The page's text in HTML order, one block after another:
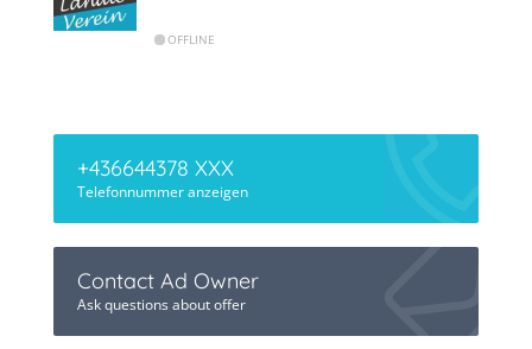
OFFLINE
+436644378 XXX
Telefonnummer anzeigen
Contact Ad Owner
Ask questions about offer